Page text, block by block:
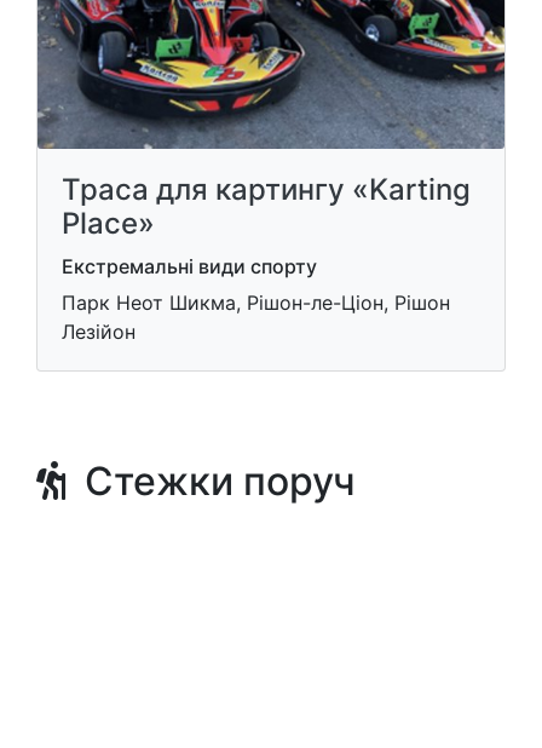
Траса для картингу «Karting
Place»
Екстремальні види спорту
Парк Неот Шикма, Рішон-ле-Ціон, Рішон
Лезійон
Стежки поруч